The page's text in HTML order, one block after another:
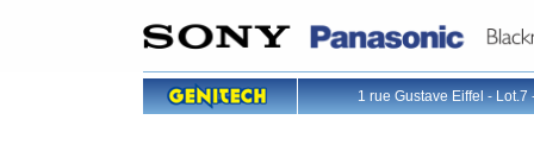
1 rue Gustave Eiffel -